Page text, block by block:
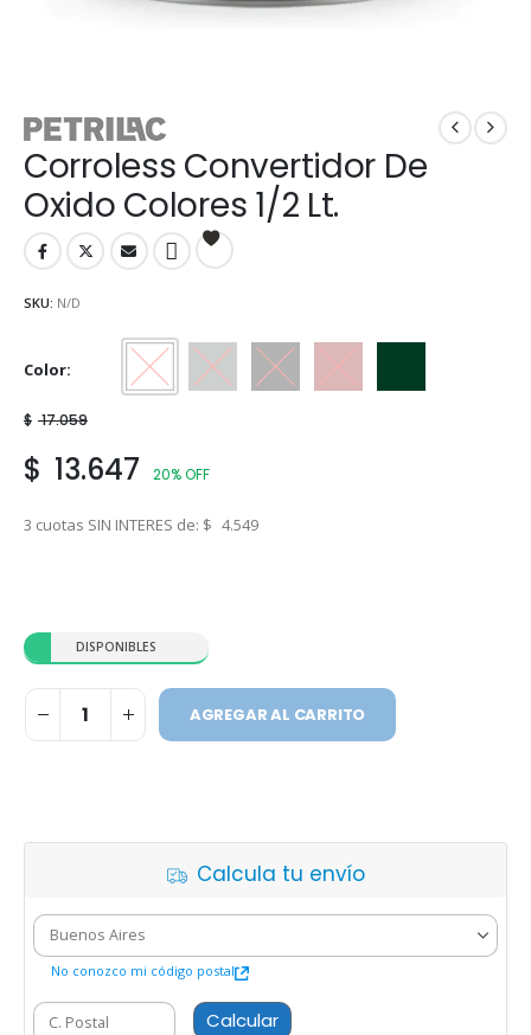
Corroless Convertidor De
Oxido Colores 1/2 Lt.
SKU: N/D
Color Blanco Gris Negro Rojo
$ 17.059
$ 13.647 20% OFF
3 cuotas SIN INTERES de: $ 4.549
DISPONIBLES
AGREGAR AL CARRITO
Calcula tu envío
No conozco mi código postal
Calcular